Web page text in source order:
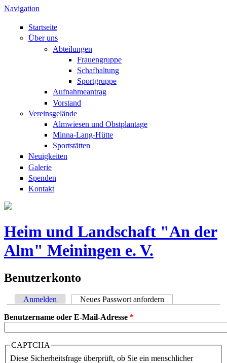
Direkt zum Inhalt
Navigation
Startseite
Über uns
Abteilungen
Frauengruppe
Schafhaltung
Sportgruppe
Aufnahmeantrag
Vorstand
Vereinsgelände
Almwiesen und Obstplantage
Minna-Lang-Hütte
Sportstätten
Neuigkeiten
Galerie
Spenden
Kontakt
Heim und Landschaft "An der
Alm" Meiningen e. V.
Benutzerkonto
Haupt-Reiter
Anmelden Neues Passwort anfordern
Benutzername oder E-Mail-Adresse *
CAPTCHA
Diese Sicherheitsfrage überprüft, ob Sie ein menschlicher